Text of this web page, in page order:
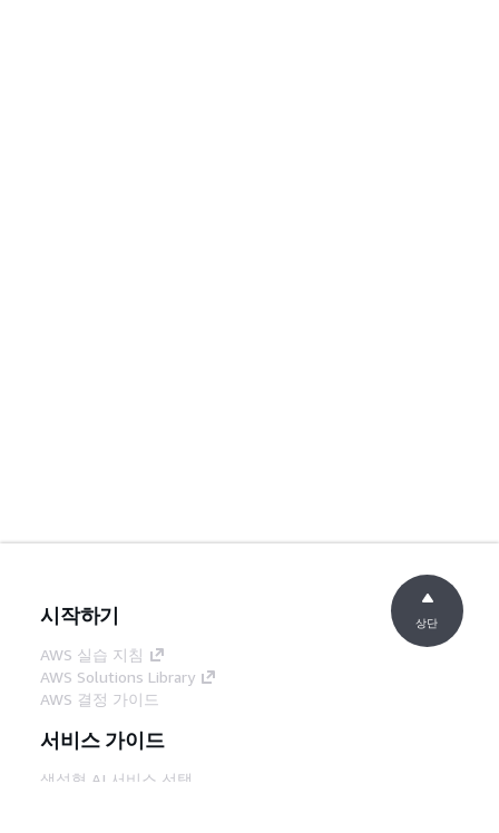
시작하기
AWS 실습 지침
AWS Solutions Library
AWS 결정 가이드
서비스 가이드
생성형 AI 서비스 선택
상단